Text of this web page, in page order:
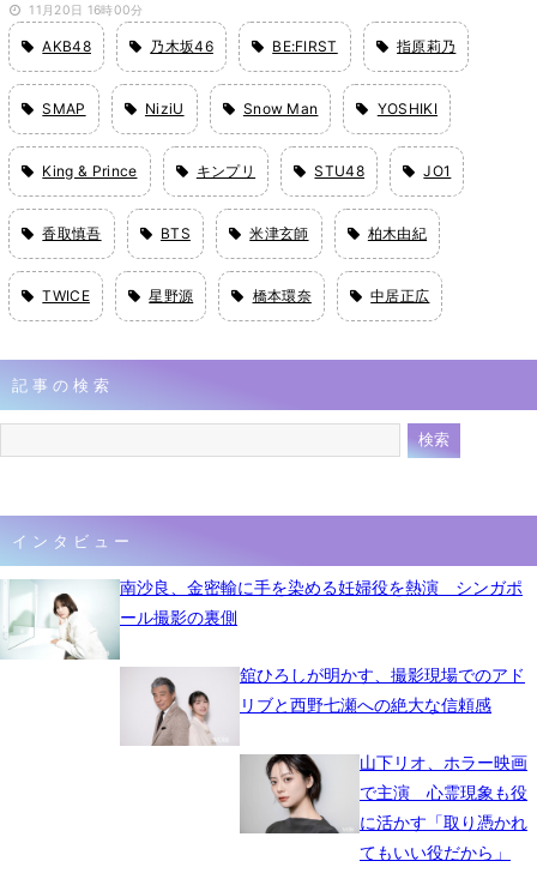
11月20日 16時00分
AKB48 乃木坂46 BE:FIRST 指原莉乃
SMAP NiziU Snow Man YOSHIKI
King & Prince キンプリ STU48 JO1
香取慎吾 BTS 米津玄師 柏木由紀
TWICE 星野源 橋本環奈 中居正広
記事の検索
インタビュー
南沙良、金密輸に手を染める妊婦役を熱演 シンガポ
ール撮影の裏側
舘ひろしが明かす、撮影現場でのアド
リブと西野七瀬への絶大な信頼感
山下リオ、ホラー映画
で主演 心霊現象も役
に活かす「取り憑かれ
てもいい役だから」